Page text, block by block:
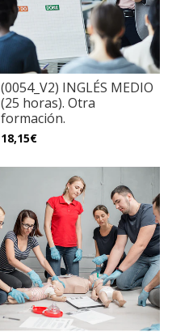
(0054_V2) INGLÉS MEDIO
(25 horas). Otra
formación.
18,15€